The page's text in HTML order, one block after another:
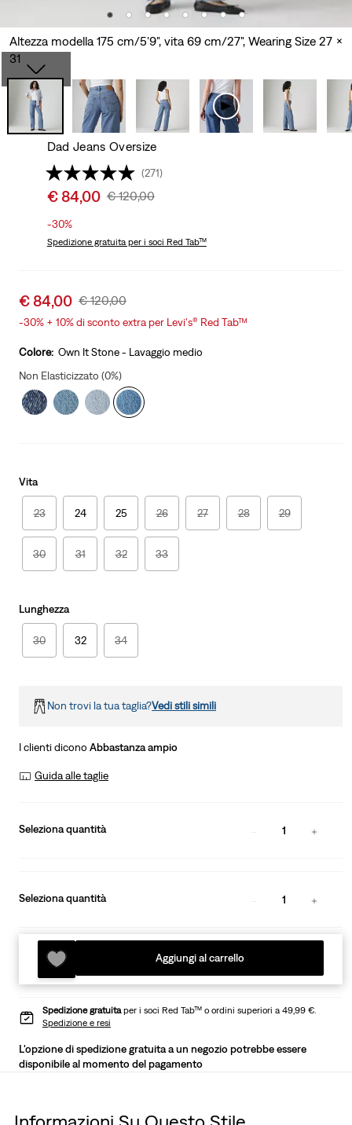
Altezza modella 175 cm/5'9", vita 69 cm/27", Wearing Size 27 x
31
Dad Jeans Oversize
(271)
Sale
is
€ 84,00 Original
€ 120,00
-30%
Spedizione gratuitaper i soci Red Tab™
Sale
price
€ 84,00 Original
Price
€ 120,00
-30% + 10% di sconto extra per Levi's® Red Tab™
Colore: Own It Stone - Lavaggio medio
Non Elasticizzato (0%)
Vita
23 24 25 26 27 28 29
30 31 32 33
Lunghezza
30 32 34
Non trovi la tua taglia?Vedi stili simili
I clienti dicono Abbastanza ampio
Guida alle taglie
Seleziona quantità 1
Seleziona quantità 1
Aggiungi al carrello
Spedizione gratuitaper i soci Red Tab™ o ordini superiori a 49,99 €.
Spedizione e resi
L'opzione di spedizione gratuita a un negozio potrebbe essere
disponibile al momento del pagamento